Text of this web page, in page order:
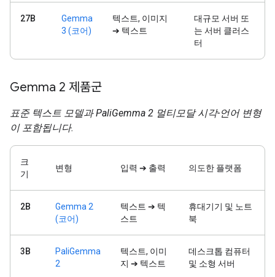
27B
Gemma
3 (코어)
텍스트, 이미지
➔ 텍스트
대규모 서버 또
는 서버 클러스
터
Gemma 2 제품군
표준 텍스트 모델과 PaliGemma 2 멀티모달 시각-언어 변형
이 포함됩니다.
크
기
변형 입력 ➔ 출력 의도한 플랫폼
2B
Gemma 2
(코어)
텍스트 ➔ 텍
스트
휴대기기 및 노트
북
3B
PaliGemma
2
텍스트, 이미
지 ➔ 텍스트
데스크톱 컴퓨터
및 소형 서버